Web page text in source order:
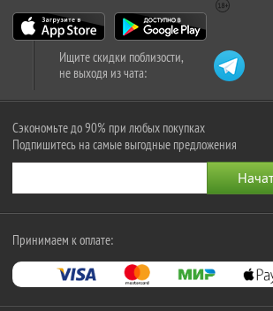
Ищите скидки поблизости,
не выходя из чата:
Сэкономьте до 90% при любых покупках
Подпишитесь на самые выгодные предложения
Принимаем к оплате: